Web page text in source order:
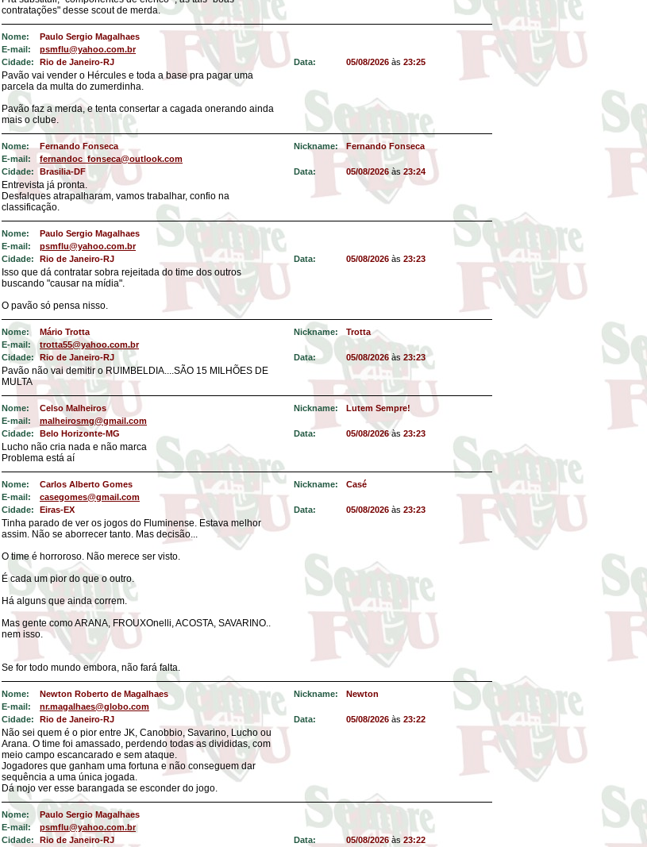
contratações" desse scout de merda.
Nome:
Paulo Sergio Magalhaes
E-mail:
psmflu@yahoo.com.br
Cidade:
Rio de Janeiro-RJ Data: 05/08/2026 às 23:25
Pavão vai vender o Hércules e toda a base pra pagar uma
parcela da multa do zumerdinha.
Pavão faz a merda, e tenta consertar a cagada onerando ainda
mais o clube.
Nome: Fernando Fonseca Nickname:
Fernando Fonseca
E-mail:
fernandoc_fonseca@outlook.com
Cidade:
Brasilia-DF Data: 05/08/2026 às 23:24
Entrevista já pronta.
Desfalques atrapalharam, vamos trabalhar, confio na
classificação.
Nome:
Paulo Sergio Magalhaes
E-mail:
psmflu@yahoo.com.br
Cidade:
Rio de Janeiro-RJ Data: 05/08/2026 às 23:23
Isso que dá contratar sobra rejeitada do time dos outros
buscando "causar na mídia".
O pavão só pensa nisso.
Nome: Mário Trotta Nickname:
Trotta
E-mail:
trotta55@yahoo.com.br
Cidade:
Rio de Janeiro-RJ Data: 05/08/2026 às 23:23
Pavão não vai demitir o RUIMBELDIA....SÃO 15 MILHÕES DE
MULTA
Nome: Celso Malheiros Nickname:
Lutem Sempre!
E-mail:
malheirosmg@gmail.com
Cidade:
Belo Horizonte-MG Data: 05/08/2026às 23:23
Lucho não cria nada e não marca
Problema está aí
Nome: Carlos Alberto Gomes Nickname:
Casé
E-mail:
casegomes@gmail.com
Cidade:
Eiras-EX Data: 05/08/2026 às 23:23
Tinha parado de ver os jogos do Fluminense. Estava melhor
assim. Não se aborrecer tanto. Mas decisão...
O time é horroroso. Não merece ser visto.
É cada um pior do que o outro.
Há alguns que ainda correm.
Mas gente como ARANA, FROUXOnelli, ACOSTA, SAVARINO..
nem isso.
Se for todo mundo embora, não fará falta.
Nome: Newton Roberto de Magalhaes Nickname:
Newton
E-mail:
nr.magalhaes@globo.com
Cidade:
Rio de Janeiro-RJ Data: 05/08/2026 às 23:22
Não sei quem é o pior entre JK, Canobbio, Savarino, Lucho ou
Arana. O time foi amassado, perdendo todas as divididas, com
meio campo escancarado e sem ataque.
Jogadores que ganham uma fortuna e não conseguem dar
sequência a uma única jogada.
Dá nojo ver esse barangada se esconder do jogo.
Nome:
Paulo Sergio Magalhaes
E-mail:
psmflu@yahoo.com.br
Cidade:
Rio de Janeiro-RJ Data: 05/08/2026 às23:22